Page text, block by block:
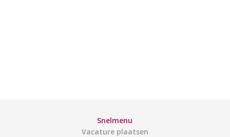
Snelmenu
Vacature plaatsen